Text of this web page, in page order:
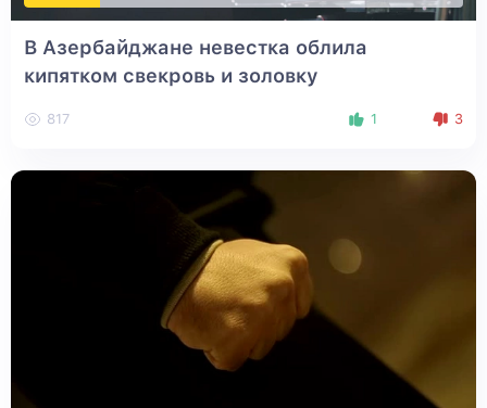
В Азербайджане невестка облила
кипятком свекровь и золовку
817 1 3